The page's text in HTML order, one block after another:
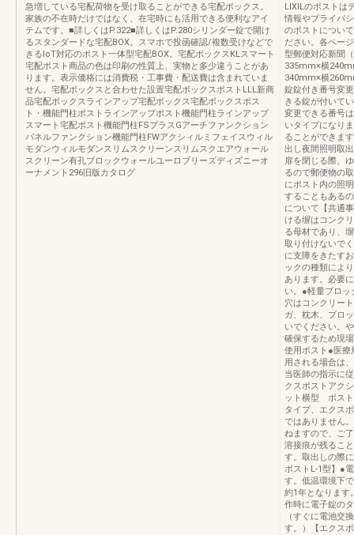
急増している宅配荷物を受け取ることができる宅配ボックス。
家族の不在時だけではなく、在宅時にも活用できる便利なアイ
テムです。■詳しくはP.322■詳しくはP.280シリンダー錠で開け
るスタンダードな宅配BOX。スマホで投函確認/複数受けなどで
きるIoT対応のポスト一体型宅配BOX。宅配ボックスKLスマート
宅配ポスト商品の色は印刷の性質上、実物と多少違うことがあ
ります。表示価格には消費税・工事費・配送費は含まれていま
せん。宅配ボックスと合わせた設置宅配ボックスポストLLL新商
品宅配ボックスラインアップ宅配ボックス宅配ボックスポス
ト・機能門柱ポストラインアップポスト機能門柱ラインアップ
スマート宅配ポスト機能門柱FSプラスGアーチファンクション
パネルファンクション機能門柱FWアクシィルミフェイスウィル
モダンウィルモダンスリムスクリーンスリムスクエアウォール
スクリーン有孔ブロックウォールユーロブリーズディズニーオ
ーナメント296旧版カタログ
LIXILのポストは
情報やプライバ
のポストについ
ださい。各ペー
型郵便対応新聞
335mm×横
340mm×横
錠錠付き番号変
きる錠が付いて
変更できる番号
いタイプになり
ることができま
出し夜間照明取
扉を閉じる際、
るので郵便物の
にポスト内の照
することもある
について【共通
ける塀はコンク
る母材であり、
取り付けないで
に支障をきたす
ックの種類によ
あります。必要
い。●軽量ブロッ
穴はコンクリー
ガ、枕木、ブロ
いでください。
確保するため現
使用ポスト●医療
用される場合は
当医師の指示に
クスポストアク
ット横型 ポスト
タイプ、エクス
ではありません
ねますので、ご
溶接痕が残るこ
す。取出しの際
ポストL-1型】●
す。低温環境下
約1年となります
作時に電子錠の
（すぐに電池交
す。）【エクス